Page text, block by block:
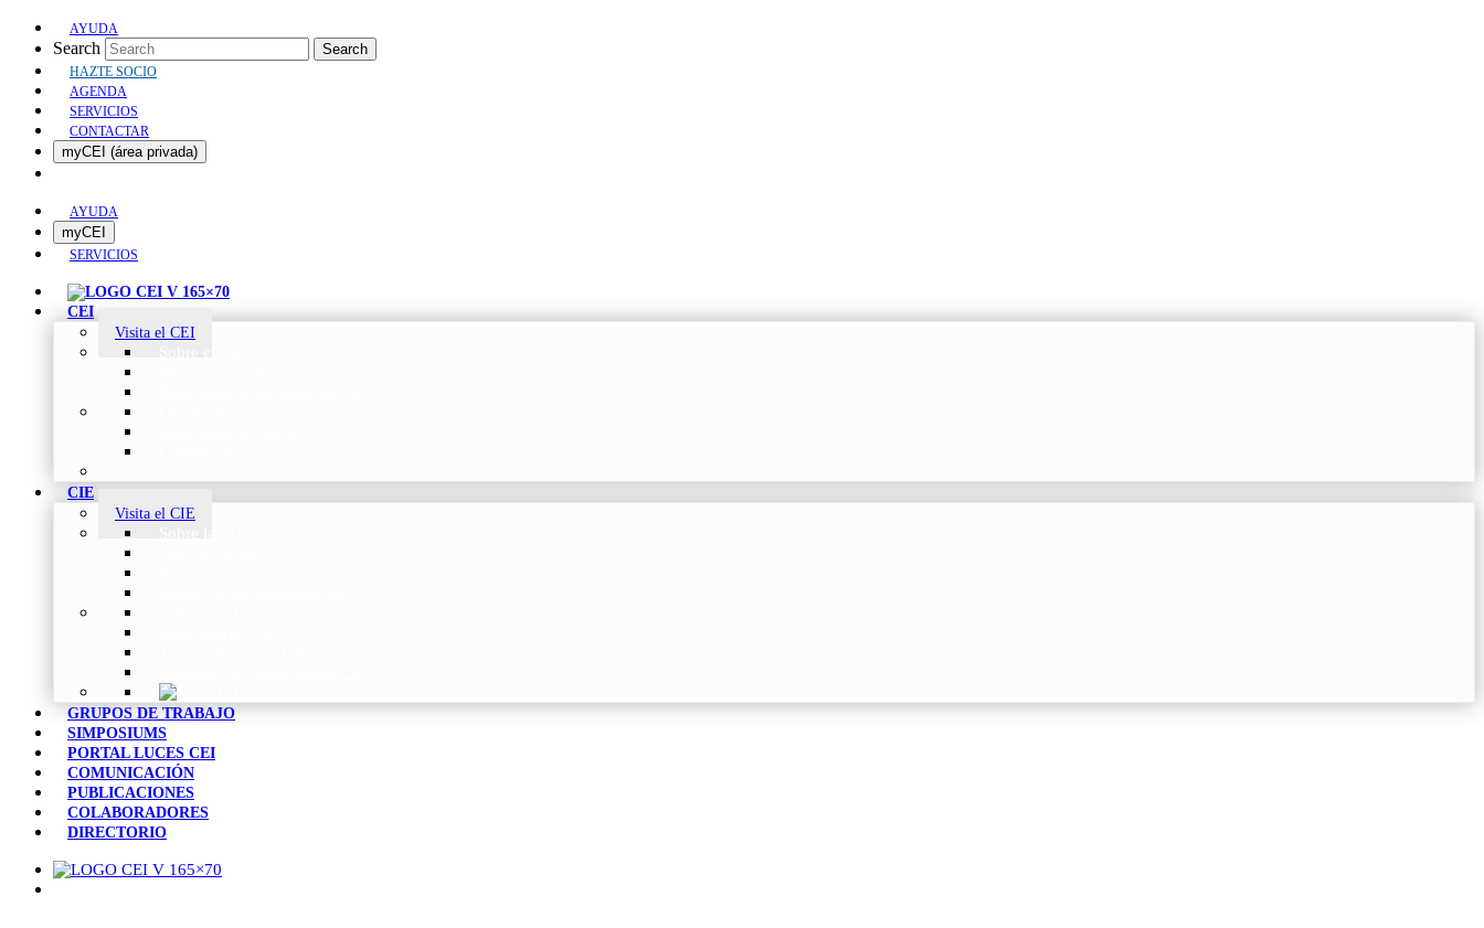
AYUDA
Search Search
HAZTE SOCIO
AGENDA
SERVICIOS
CONTACTAR
myCEI (área privada)
AYUDA
myCEI
SERVICIOS
CEI
Visita el CEI
CIE
Visita el CIE
GRUPOS DE TRABAJO
SIMPOSIUMS
PORTAL LUCES CEI
COMUNICACIÓN
PUBLICACIONES
COLABORADORES
DIRECTORIO